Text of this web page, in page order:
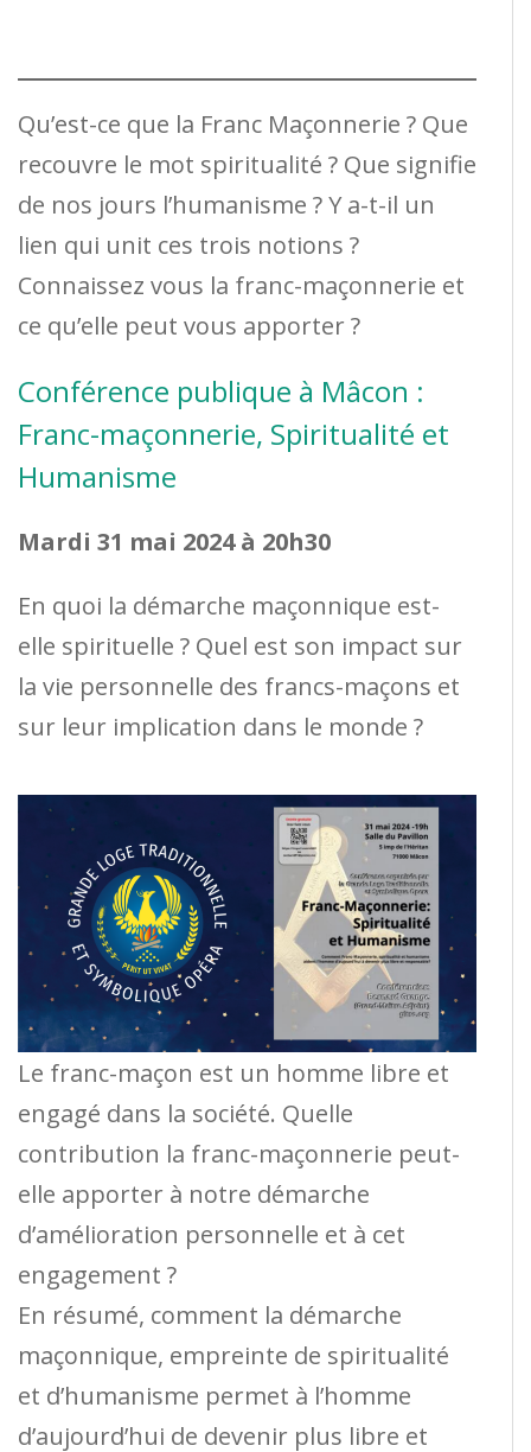
Qu’est-ce que la Franc Maçonnerie ? Que
recouvre le mot spiritualité ? Que signifie
de nos jours l’humanisme ? Y a-t-il un
lien qui unit ces trois notions ?
Connaissez vous la franc-maçonnerie et
ce qu’elle peut vous apporter ?
Conférence publique à Mâcon :
Franc-maçonnerie, Spiritualité et
Humanisme
Mardi 31 mai 2024 à 20h30
En quoi la démarche maçonnique est-
elle spirituelle ? Quel est son impact sur
la vie personnelle des francs-maçons et
sur leur implication dans le monde ?
Le franc-maçon est un homme libre et
engagé dans la société. Quelle
contribution la franc-maçonnerie peut-
elle apporter à notre démarche
d’amélioration personnelle et à cet
engagement ?
En résumé, comment la démarche
maçonnique, empreinte de spiritualité
et d’humanisme permet à l’homme
d’aujourd’hui de devenir plus libre et